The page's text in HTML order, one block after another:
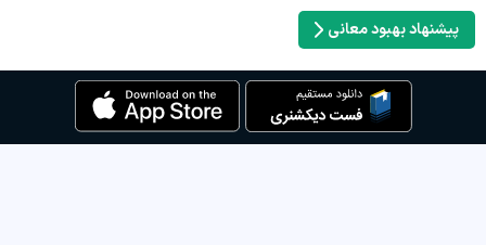
پیشنهاد بهبود معانی